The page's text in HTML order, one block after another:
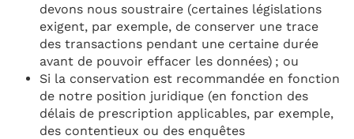
devons nous soustraire (certaines législations
exigent, par exemple, de conserver une trace
des transactions pendant une certaine durée
avant de pouvoir effacer les données) ; ou
Si la conservation est recommandée en fonction
de notre position juridique (en fonction des
délais de prescription applicables, par exemple,
des contentieux ou des enquêtes